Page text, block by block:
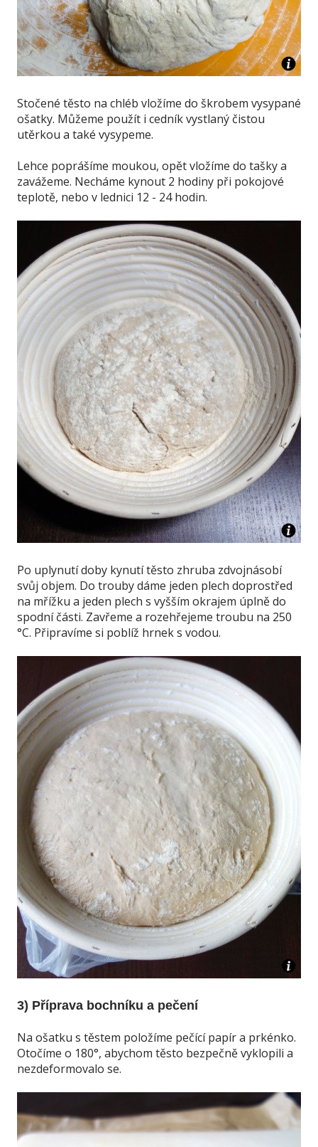
Stočené těsto na chléb vložíme do škrobem vysypané
ošatky. Můžeme použít i cedník vystlaný čistou
utěrkou a také vysypeme.
Lehce poprášíme moukou, opět vložíme do tašky a
zavážeme. Necháme kynout 2 hodiny při pokojové
teplotě, nebo v lednici 12 - 24 hodin.
Po uplynutí doby kynutí těsto zhruba zdvojnásobí
svůj objem. Do trouby dáme jeden plech doprostřed
na mřížku a jeden plech s vyšším okrajem úplně do
spodní části. Zavřeme a rozehřejeme troubu na 250
°C. Připravíme si poblíž hrnek s vodou.
3) Příprava bochníku a pečení
Na ošatku s těstem položíme pečící papír a prkénko.
Otočíme o 180°, abychom těsto bezpečně vyklopili a
nezdeformovalo se.